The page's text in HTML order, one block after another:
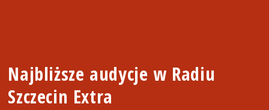
Najbliższe audycje w Radiu
Szczecin Extra